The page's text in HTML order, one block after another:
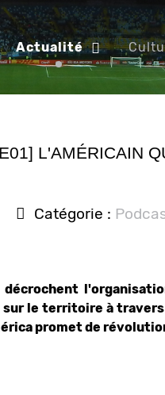
Actualité
L'AMÉRICAIN
Catégorie :
le territoire à
promet de